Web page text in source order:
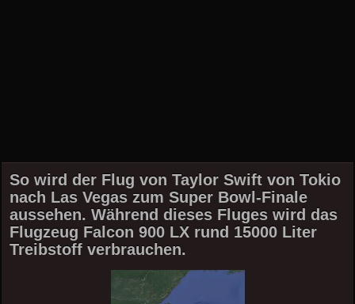
So wird der Flug von Taylor Swift von Tokio
nach Las Vegas zum Super Bowl-Finale
aussehen. Während dieses Fluges wird das
Flugzeug Falcon 900 LX rund 15000 Liter
Treibstoff verbrauchen.